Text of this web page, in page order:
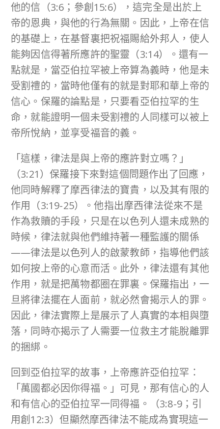
他的信（3:6；參創15:6），這完全是出於上
帝的恩典，與他的行為無關。因此，上帝在信
的基礎上，在基督裏把祝福賜給外邦人，使人
能夠因信得著所應許的聖靈（3:14）。還有一
點就是，當亞伯拉罕被上帝算為義時，他是未
受割禮的，當時他僅有的就是對耶和華上帝的
信心。保羅的論點是，只要看亞伯拉罕的生
命，就能證明一個未受割禮的人同樣可以被上
帝所悅納，並享受福音的義。
「這樣，律法是與上帝的應許對立嗎？」
（3:21）保羅接下來對這個問題作出了回應，
他同時解釋了摩西律法的寶貴，以及其有限的
作用（3:19-25）。他指出摩西律法從來不是
作為救贖的手段，只是在以色列人還未成熟的
時候，律法就與他們維持著一種監護的關係
——律法是以色列人的啟蒙教師，指導他們該
如何按上帝的心意而活。此外，律法還有其他
作用，就是把萬物都圈在罪裏。保羅指出，一
旦將律法擺在人面前，就必然會揭示人的罪。
因此，律法實際上是展示了人真實的本相與墮
落，同時亦揭示了人需要一位救主才能脫離罪
的捆綁。
回到亞伯拉罕的故事，上帝應許亞伯拉罕：
「萬國都必因你得福。」可見，那有信心的人
和有信心的亞伯拉罕一同得福。（3:8-9；引
用創12:3）但顯然摩西律法不能成為實現這一